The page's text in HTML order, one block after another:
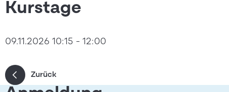
Kurstage
09.11.2026 10:15 - 12:00
Zurück